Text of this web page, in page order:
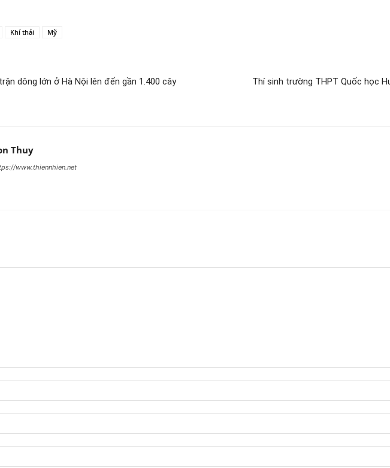
Khí thải Mỹ
dông lớn ở Hà Nội lên đến gần 1.400 cây
Thí sinh trường THPT Quốc học
Thuy
www.thiennhien.net